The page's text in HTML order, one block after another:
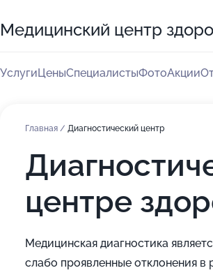
Медицинский центр
УслугиЦеныСпециалистыФотоАкции
Главная / Диагностический центр
центре
Медицинская диагностика
слабо проявленные отклонения в